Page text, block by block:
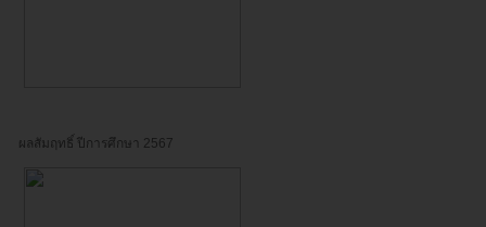
ผลสัมฤทธิ์ ปีการศึกษา 2567